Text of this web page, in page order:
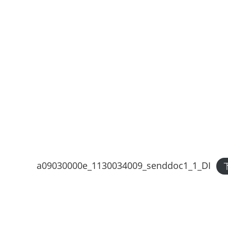
a09030000e_1130034009_senddoc1_1_DI